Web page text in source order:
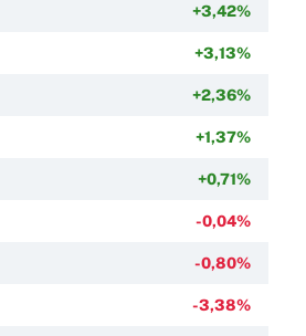
+3,42%
+3,13%
+2,36%
+1,37%
+0,71%
-0,04%
-0,80%
-3,38%